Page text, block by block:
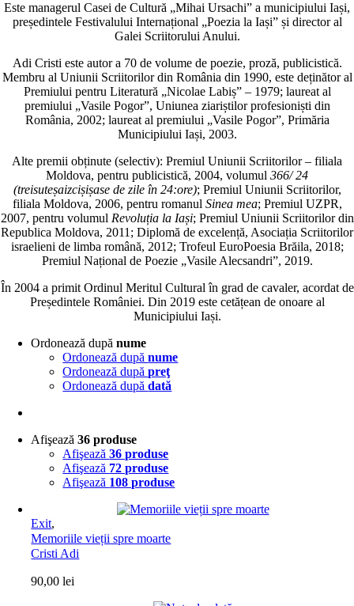
Este managerul Casei de Cultură „Mihai Ursachi” a municipiului Iași,
președintele Festivalului Internațional „Poezia la Iași” și director al
Galei Scriitorului Anului.
Adi Cristi este autor a 70 de volume de poezie, proză, publicistică.
Membru al Uniunii Scriitorilor din România din 1990, este deținător al
Premiului pentru Literatură „Nicolae Labiș” – 1979; laureat al
premiului „Vasile Pogor”, Uniunea ziariștilor profesioniști din
România, 2002; laureat al premiului „Vasile Pogor”, Primăria
Municipiului Iași, 2003.
Alte premii obținute (selectiv): Premiul Uniunii Scriitorilor – filiala
Moldova, pentru publicistică, 2004, volumul 366/ 24
(treisuteșaizcișișase de zile în 24:ore); Premiul Uniunii Scriitorilor,
filiala Moldova, 2006, pentru romanul Sinea mea; Premiul UZPR,
2007, pentru volumul Revoluția la Iași; Premiul Uniunii Scriitorilor din
Republica Moldova, 2011; Diplomă de excelență, Asociația Scriitorilor
israelieni de limba română, 2012; Trofeul EuroPoesia Brăila, 2018;
Premiul Național de Poezie „Vasile Alecsandri”, 2019.
În 2004 a primit Ordinul Meritul Cultural în grad de cavaler, acordat de
Președintele României. Din 2019 este cetățean de onoare al
Municipiului Iași.
Ordonează dupănume
Ordonează dupănume
Ordonează dupăpreţ
Ordonează dupădată
Afişează36 produse
Afişează36 produse
Afişează 72 produse
Afişează 108 produse
Exit,
Memoriile vieții spre moarte
Cristi Adi
90,00lei